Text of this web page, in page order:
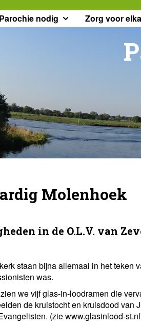
Parochie nodig Zorg voor
Molenhoek
in de O.L.V. van
staan bijna allemaal in het teken
was.
we vijf glas-in-loodramen die
de kruistocht en kruisdood van
(zie www.glasinlood-